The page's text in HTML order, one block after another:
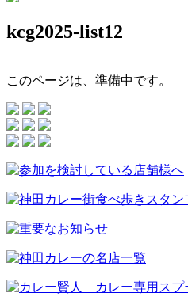
kcg2025-list12
このページは、準備中です。